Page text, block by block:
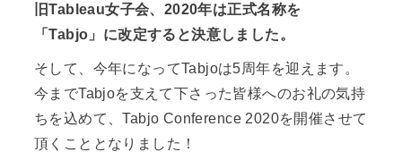
旧Tableau女子会、2020年は正式名称を
「Tabjo」に改定すると決意しました。
そして、今年になってTabjoは5周年を迎えます。
今までTabjoを支えて下さった皆様へのお礼の気持
ちを込めて、Tabjo Conference 2020を開催させて
頂くこととなりました！